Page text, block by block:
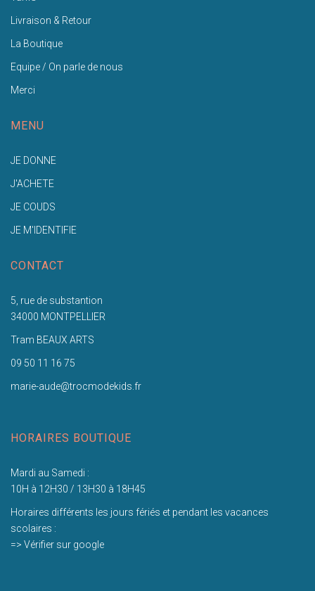
Livraison & Retour
La Boutique
Equipe / On parle de nous
Merci
MENU
JE DONNE
J'ACHETE
JE COUDS
JE M'IDENTIFIE
CONTACT
5, rue de substantion
34000 MONTPELLIER
Tram BEAUX ARTS
09 50 11 16 75
marie-aude@trocmodekids.fr
HORAIRES BOUTIQUE
Mardi au Samedi :
10H à 12H30 / 13H30 à 18H45
Horaires différents les jours fériés et pendant les vacances
scolaires :
=> Vérifier sur google